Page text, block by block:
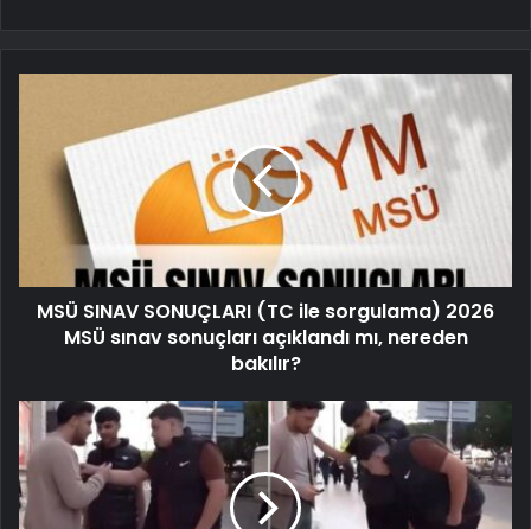
MSÜ SINAV SONUÇLARI (TC ile sorgulama) 2026
MSÜ sınav sonuçları açıklandı mı, nereden
bakılır?